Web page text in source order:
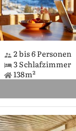
2 bis 6 Personen
3 Schlafzimmer
138m²